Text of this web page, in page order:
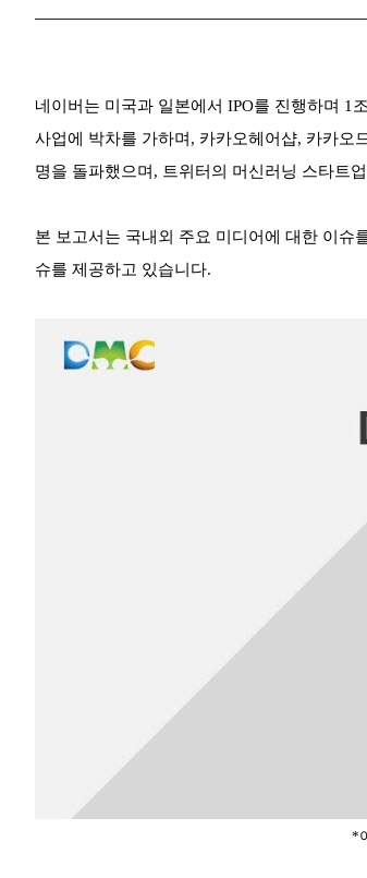
네이버는 미국과 일본에서 IPO를 진행하며 1
사업에 박차를 가하며, 카카오헤어샵, 카카오
명을 돌파했으며, 트위터의 머신러닝 스타트
본 보고서는 국내외 주요 미디어에 대한 이슈
슈를 제공하고 있습니다.
*